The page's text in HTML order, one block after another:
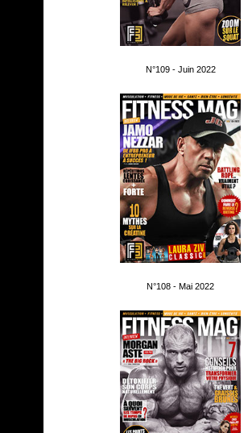
N°109 - Juin 2022
N°108 - Mai 2022